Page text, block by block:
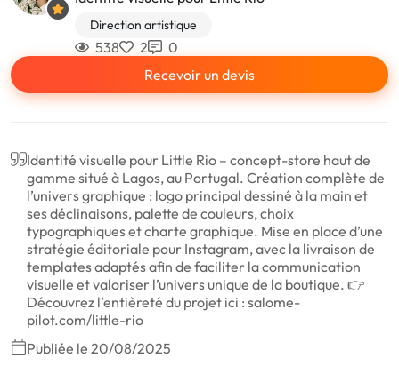
Direction artistique
538 2
0
Recevoir un devis
Identité visuelle pour Little Rio – concept-store haut de
gamme situé à Lagos, au Portugal. Création complète de
l’univers graphique : logo principal dessiné à la main et
ses déclinaisons, palette de couleurs, choix
typographiques et charte graphique. Mise en place d’une
stratégie éditoriale pour Instagram, avec la livraison de
templates adaptés afin de faciliter la communication
visuelle et valoriser l’univers unique de la boutique. 👉
Découvrez l’entièreté du projet ici : salome-
pilot.com/little-rio
Publiée le 20/08/2025